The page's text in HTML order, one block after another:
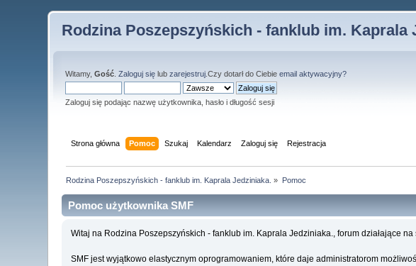
Rodzina Poszepszyńskich - fanklub im. Kaprala
Witamy,Gość .Zaloguj się lubzarejestruj .Czy dotarł do Ciebieemail aktywacyjny?
Zaloguj się podając nazwę użytkownika, hasło i długość sesji
Strona główna Pomoc Szukaj Kalendarz Zaloguj się Rejestracja
Rodzina Poszepszyńskich - fanklub im. Kaprala Jedziniaka. » Pomoc
Pomoc użytkownika SMF
Witaj na Rodzina Poszepszyńskich - fanklub im. Kaprala Jedziniaka., forum działające
SMF jest wyjątkowo elastycznym oprogramowaniem, które daje administratorom